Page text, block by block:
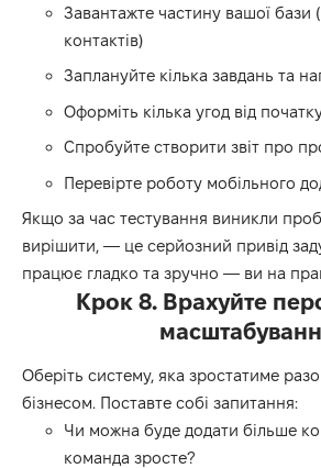
Завантажте частину вашої бази
контактів)
Заплануйте кілька завдань та
Оформіть кілька угод від
Спробуйте створити звіт про
Перевірте роботу мобільного
Якщо за час тестування виникли
вирішити, — це серйозний привід
працює гладко та зручно — ви на
Крок 8. Врахуйте
Оберіть систему, яка зростатиме
бізнесом. Поставте собі запитання:
Чи можна буде додати більше
команда зросте?